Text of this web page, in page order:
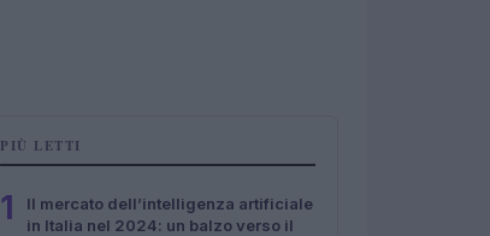
PIÙ LETTI
1
Il mercato dell’intelligenza artificiale
in Italia nel 2024: un balzo verso il